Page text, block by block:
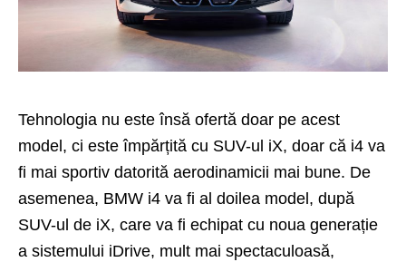
Tehnologia nu este însă ofertă doar pe acest
model, ci este împărțită cu SUV-ul iX, doar că i4 va
fi mai sportiv datorită aerodinamicii mai bune. De
asemenea, BMW i4 va fi al doilea model, după
SUV-ul de iX, care va fi echipat cu noua generație
a sistemului iDrive, mult mai spectaculoasă,